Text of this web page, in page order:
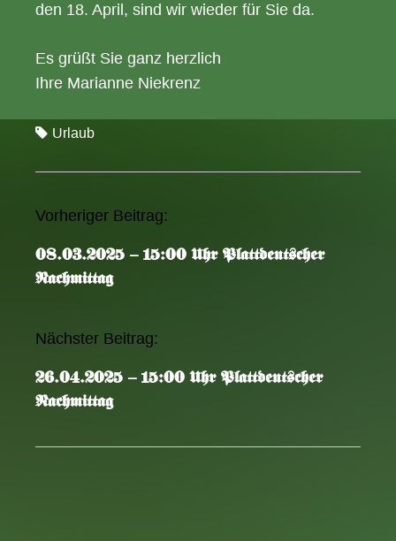
den 18. April, sind wir wieder für Sie da.
Es grüßt Sie ganz herzlich
Ihre Marianne Niekrenz
Urlaub
A
t
i
e
-
N
Vorheriger Beitrag:
08.03.2025 – 15:00 Uhr Plattdeutscher
Nachmittag
Nächster Beitrag:
26.04.2025 – 15:00 Uhr Plattdeutscher
Nachmittag